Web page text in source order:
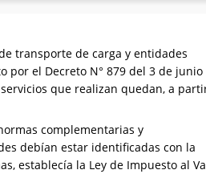
transporte de carga y entidades
por el Decreto N° 879 del 3 de junio
que realizan quedan, a
complementarias y
debían estar identificadas con la
establecía la Ley de Impuesto al